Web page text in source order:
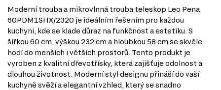
Moderní trouba a mikrovlnná trouba teleskop Leo Pena
60PDM1SHX/2320 je ideálním řešením pro každou
kuchyni, kde se klade důraz na funkčnost a estetiku. S
šířkou 60 cm, výškou 232 cm a hloubkou 58 cm se skvěle
hodí do menších i větších prostorů. Tento produkt je
vyroben z kvalitní dřevotřísky, která zajišťuje odolnost a
dlouhou životnost. Moderní styl designu přináší do vaší
kuchyně svěží a elegantní vzhled, který se snadno